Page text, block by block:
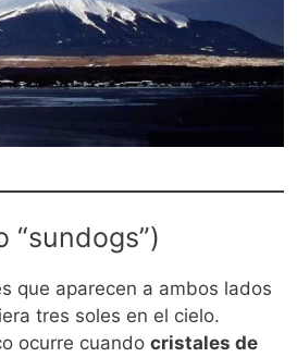
“sundogs”)
que aparecen a ambos lados
tres soles en el cielo.
ocurre cuando cristales de